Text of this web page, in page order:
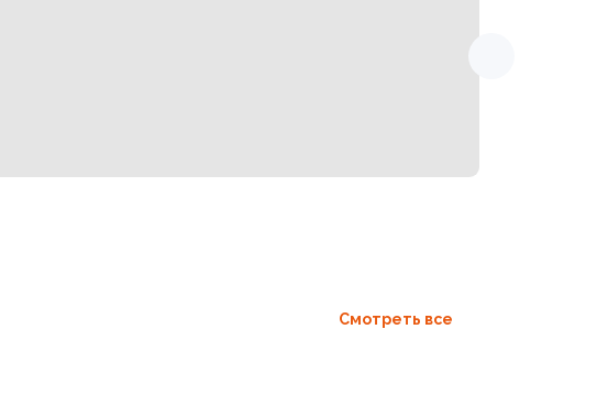
Смотреть все